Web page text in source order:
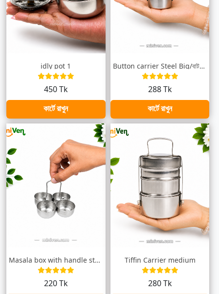
idly pot 1
450 Tk
কার্টে রাখুন
Button carrier Steel Big/বাটন টিফিনবক্স
288 Tk
কার্টে রাখুন
Masala box with handle steel/ মসলা বক্স...
220 Tk
Tiffin Carrier medium
280 Tk